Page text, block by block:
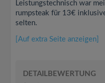
Leistungstechnisch war
rumpsteak für 13€
selten.
[Auf extra Seite anzeigen]
DETAILBEWERTUNG